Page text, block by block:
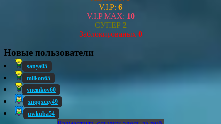
V.I.P: 6
V.I.P MAX: 10
СУПЕР 2
Заблокированых 0
Новые пользователи
sanya05
milkon65
vnemkov60
xnqqxczy49
uwkuba54